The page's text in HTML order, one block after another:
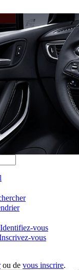
Identifiez-vous
vous
ou de vous inscrire.